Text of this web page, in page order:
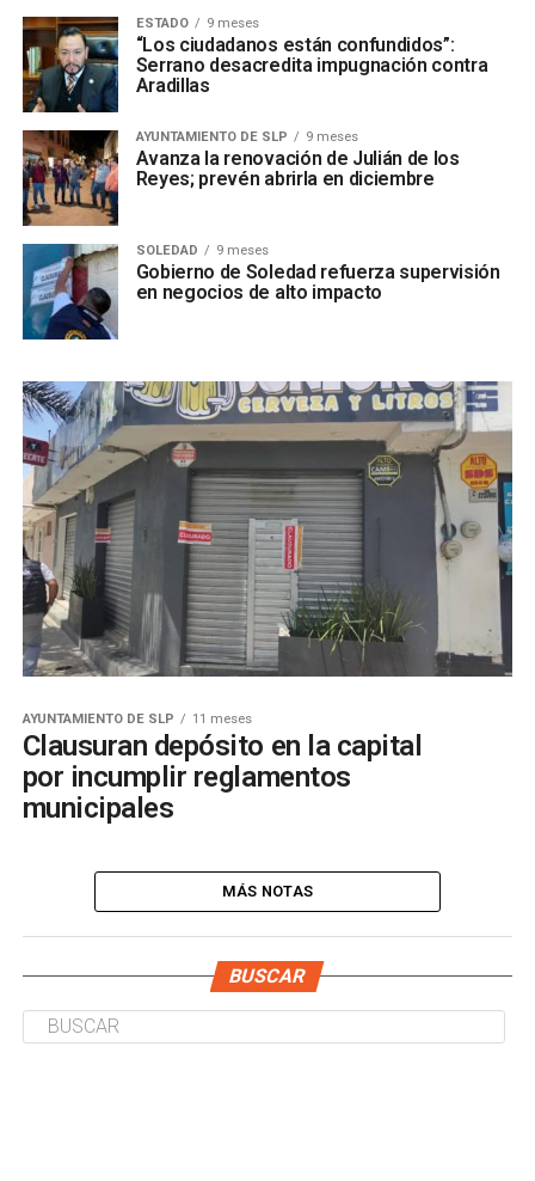
ESTADO 9 meses
“Los ciudadanos están confundidos”:
Serrano desacredita impugnación contra
Aradillas
AYUNTAMIENTO DE SLP 9 meses
Avanza la renovación de Julián de los
Reyes; prevén abrirla en diciembre
SOLEDAD 9 meses
Gobierno de Soledad refuerza supervisión
en negocios de alto impacto
AYUNTAMIENTO DE SLP 11 meses
Clausuran depósito en la capital
por incumplir reglamentos
municipales
MÁS NOTAS
BUSCAR